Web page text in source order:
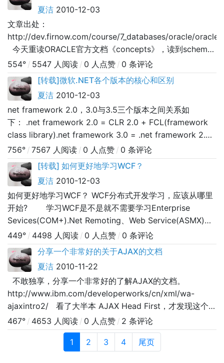
夏洁 2010-12-03
文章出处：
http://dev.firnow.com/course/7_databases/oracle/
今天重读ORACLE官方文档《concepts》，读到schema
的基本概念，对它的理解更进一层， 官方文档中关于
schema是这样解释的： “A schema is a collection of
dat
554° / 5547 人阅读 / 0 人点赞 / 0 条评论
[转载]微软.NET各个版本的核心和区别
夏洁 2010-12-03
net framework 2.0，3.0与3.5三个版本之间关系如
下： .net framework 2.0 = CLR 2.0 + FCL(framework
class library).net framework 3.0 = .net framework 2.0
+ SP1 + WPF + WCF + WF + CardSpace.net
framework 3.5 = ..ne
756° / 7567 人阅读 / 0 人点赞 / 0 条评论
[转载] 如何更好地学习WCF？
夏洁 2010-12-03
如何更好地学习WCF？ WCF分布式开发学习，应该从哪里
开始? 学习WCF是不是就不需要学习Enterprise
Sevices(COM+).Net Remoting、Web Service(ASMX)、
WSE3.0和MSMQ消息队列？ WCF分布式开发学习，
如何制定一个合理的计划，才能更好地学习WCF分布式应
用开发。应该从哪里开始? 如何下载和安装WCF开发相
关的组件。 有什么
449° / 4498 人阅读 / 0 人点赞 / 0 条评论
分享一个非常好的关于AJAX的文档
夏洁 2010-11-22
不敢独享，分享一个非常好的了解AJAX的文档。
http://www.ibm.com/developerworks/cn/xml/wa-
ajaxintro2/ 看了大半本 AJAX Head First，才发现这个文
档。让我对看过的东西温故知新。 非常开心。当
然， AJAX Head First也是非常非常好的一本书，值得一
467° / 4653 人阅读 / 0 人点赞 / 2 条评论
1 2 3 4 尾页